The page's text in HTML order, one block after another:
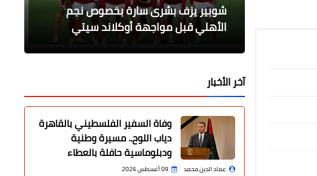
شوبير يزف بشرى سارة بخصوص نجم
الأهلي قبل مواجهة أوكلاند سيتي
محافظ المنوفية يتابع الموقف التنفيذى
لمشروعات البنية التحتية بالمحافظة
محافظ جنوب سيناء يفتتح سلسلة شوادر
ضرب الأسعار بمدينة شرم الشيخ
ترامب: الصراع في أوكرانيا يمكن تسويته
"في 24 ساعة
بايدن يدعو للهدوء إثر وفاة أميركي من
أصل إفريقي بعد أيام على اعتقاله
آخر الأخبار
وفاة السفير الفلسطيني بالقاهرة
دياب اللوح.. مسيرة وطنية
ودبلوماسية حافلة بالعطاء
عماد الدين محمد 09 أغسطس 2026